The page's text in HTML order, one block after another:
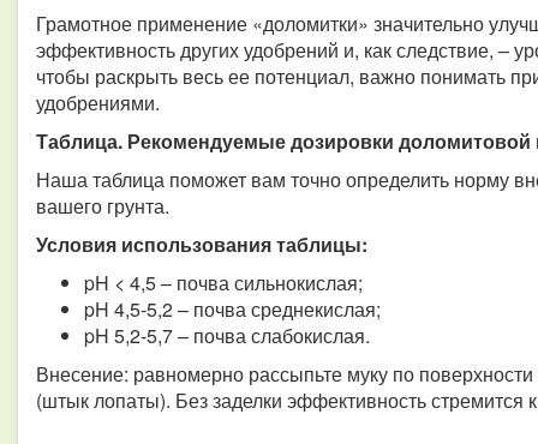
Грамотное применение «доломитки» значительно
эффективность других удобрений и, как следствие, –
чтобы раскрыть весь ее потенциал, важно понимать
удобрениями.
Таблица. Рекомендуемые дозировки
Наша таблица поможет вам точно определить норму
вашего грунта.
Условия использования таблицы:
pH < 4,5 – почва сильнокислая;
pH 4,5-5,2 – почва среднекислая;
pH 5,2-5,7 – почва слабокислая.
Внесение: равномерно рассыпьте муку по
(штык лопаты). Без заделки эффективность стремится